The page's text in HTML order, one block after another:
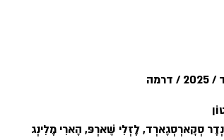
סְקָארְסְגָארְד, לֶזְלִי שָׁארְפּ, הָארִי מֶלִינְג